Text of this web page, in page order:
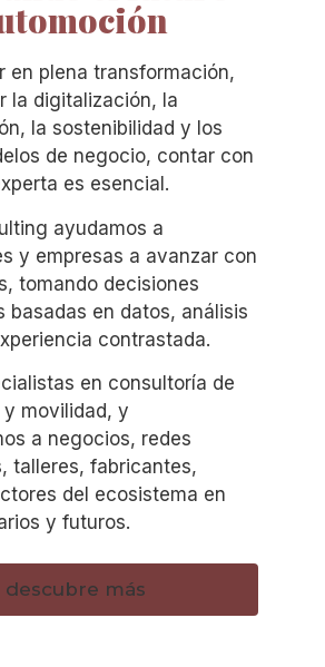
en plena transformación,
la digitalización, la
la sostenibilidad y los
de negocio, contar con
es esencial.
ayudamos a
y empresas a avanzar con
tomando decisiones
basadas en datos, análisis
contrastada.
en consultoría de
movilidad, y
a negocios, redes
talleres, fabricantes,
del ecosistema en
y futuros.
descubre más